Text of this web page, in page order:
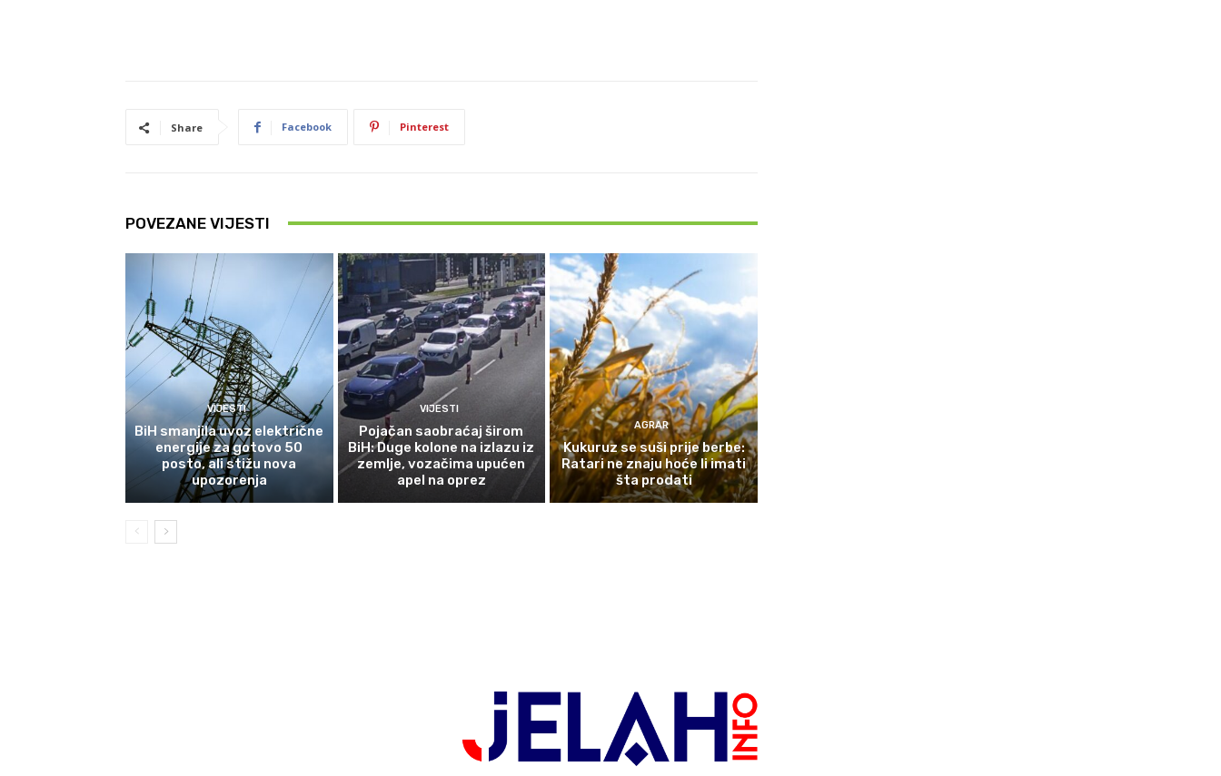
Share Facebook Pinterest
POVEZANE VIJESTI
VIJESTI
BiH smanjila uvoz električne
energije za gotovo 50
posto, ali stižu nova
upozorenja
VIJESTI
Pojačan saobraćaj širom
BiH: Duge kolone na izlazu iz
zemlje, vozačima upućen
apel na oprez
AGRAR
Kukuruz se suši prije berbe:
Ratari ne znaju hoće li imati
šta prodati